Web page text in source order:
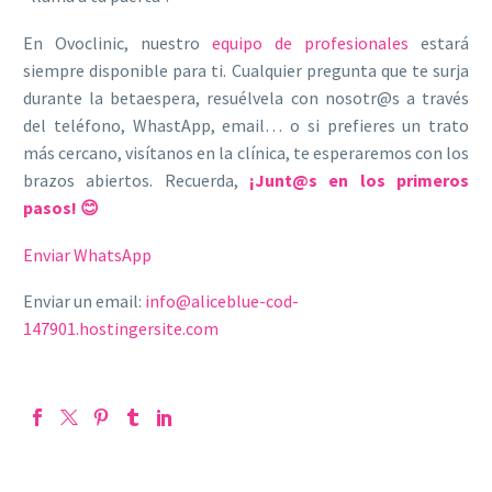
En Ovoclinic, nuestro equipo de profesionales estará
siempre disponible para ti. Cualquier pregunta que te surja
durante la betaespera, resuélvela con nosotr@s a través
del teléfono, WhastApp, email… o si prefieres un trato
más cercano, visítanos en la clínica, te esperaremos con los
brazos abiertos. Recuerda, ¡Junt@s en los primeros
pasos! 😊
Enviar WhatsApp
Enviar un email: info@aliceblue-cod-
147901.hostingersite.com